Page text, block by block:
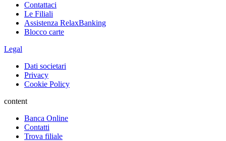
Contattaci
Le Filiali
Assistenza RelaxBanking
Blocco carte
Legal
Dati societari
Privacy
Cookie Policy
content
Banca Online
Contatti
Trova filiale